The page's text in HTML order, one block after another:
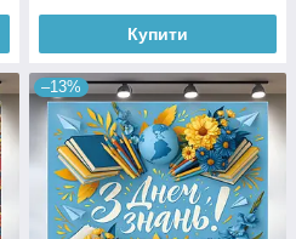
Купити
–13%